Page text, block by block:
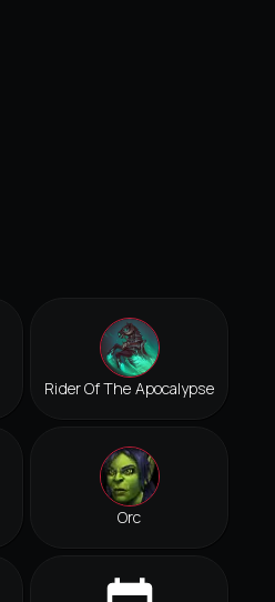
Rider Of The Apocalypse
Orc